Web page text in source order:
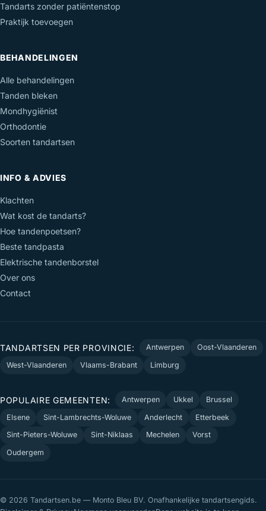
Tandarts zonder patiëntenstop
Praktijk toevoegen
BEHANDELINGEN
Alle behandelingen
Tanden bleken
Mondhygiënist
Orthodontie
Soorten tandartsen
INFO & ADVIES
Klachten
Wat kost de tandarts?
Hoe tandenpoetsen?
Beste tandpasta
Elektrische tandenborstel
Over ons
Contact
TANDARTSEN PER PROVINCIE: Antwerpen
Oost-Vlaanderen
West-Vlaanderen
Vlaams-Brabant Limburg
POPULAIRE GEMEENTEN: Antwerpen Ukkel
Brussel
Elsene
Sint-Lambrechts-Woluwe Anderlecht
Etterbeek
Sint-Pieters-Woluwe
Sint-Niklaas Mechelen
Vorst
Oudergem
© 2026 Tandartsen.be — Monto Bleu BV. Onafhankelijke tandartsengids.